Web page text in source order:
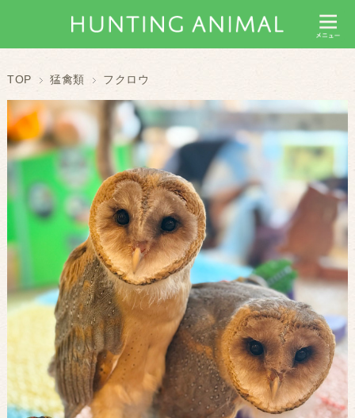
TOP 猛禽類 フクロウ